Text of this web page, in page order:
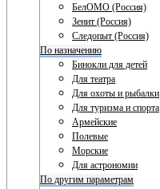
БелОМО (Россия)
Зенит (Россия)
Следопыт (Россия)
По назначению
Бинокли для детей
Для театра
Для охоты и рыбалки
Для туризма и спорта
Армейские
Полевые
Морские
Для астрономии
По другим параметрам